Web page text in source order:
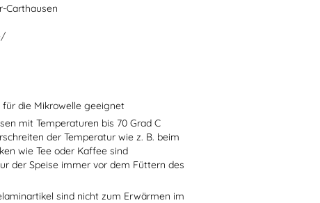
Carthausen
die Mikrowelle geeignet
mit Temperaturen bis 70 Grad C
der Temperatur wie z. B. beim
wie Tee oder Kaffee sind
der Speise immer vor dem Füttern des
sind nicht zum Erwärmen im